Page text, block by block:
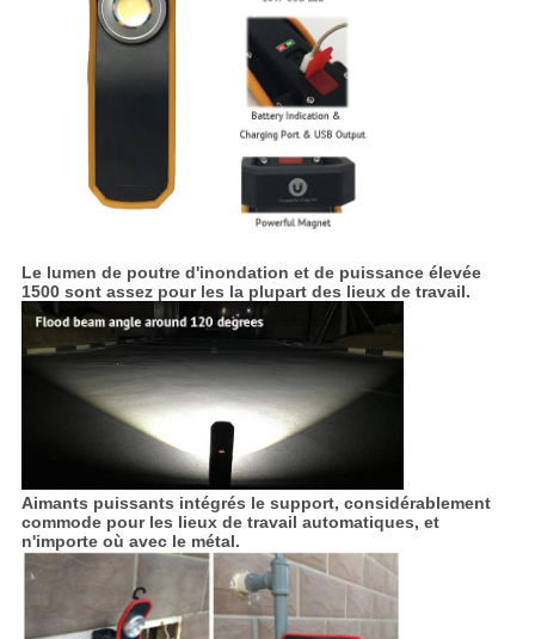
Le lumen de poutre d'inondation et de puissance élevée
1500 sont assez pour les la plupart des lieux de travail.
Aimants puissants intégrés le support, considérablement
commode pour les lieux de travail automatiques, et
n'importe où avec le métal.